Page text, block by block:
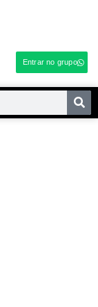
Entrar no grupo